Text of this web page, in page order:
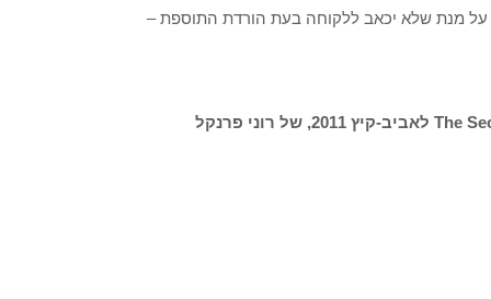
על מנת שלא יכאב ללקוחה בעת הורדת התוספת –
צילום: מראה האוסקר שיק, מתוך קולקציית The Secret of Romance לאביב-קיץ 2011, של רוני פרנקל